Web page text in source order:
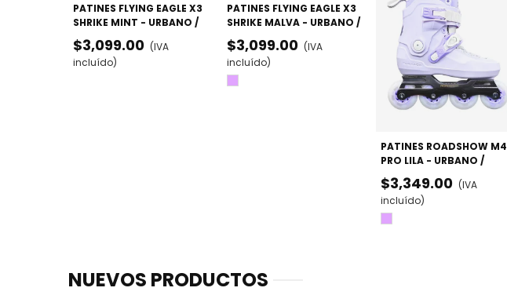
PATINES FLYING EAGLE X3
SHRIKE MINT - URBANO /
FREESKATE (DOBLE TALLA)
$3,099.00 (IVA
incluído)
PATINES FLYING EAGLE X3
SHRIKE MALVA - URBANO /
FREESKATE
$3,099.00 (IVA
incluído)
PATINES ROADSHOW M4
PRO LILA - URBANO /
FREESKATE AVANZADO
$3,349.00 (IVA
incluído)
NUEVOS PRODUCTOS